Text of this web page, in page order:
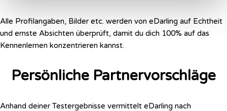
Alle Profilangaben, Bilder etc. werden von eDarling auf Echtheit
und ernste Absichten überprüft, damit du dich 100% auf das
Kennenlernen konzentrieren kannst.
Persönliche Partnervorschläge
Anhand deiner Testergebnisse vermittelt eDarling nach